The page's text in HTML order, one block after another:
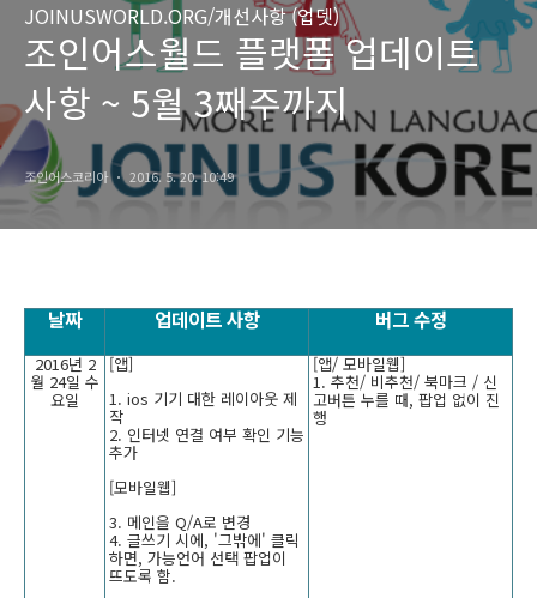
JOINUSWORLD.ORG/개선사항 (업뎃)
조인어스월드 플랫폼 업데이트
사항 ~ 5월 3째주까지
조인어스코리아 2016. 5. 20. 10:49
날짜 업데이트 사항 버그 수정
2016년 2
월 24일 수
요일
[앱]
1. ios 기기 대한 레이아웃 제
작
2. 인터넷 연결 여부 확인 기능
추가
[모바일웹]
3. 메인을 Q/A로 변경
4. 글쓰기 시에, '그밖에' 클릭
하면, 가능언어 선택 팝업이
뜨도록 함.
[앱/ 모바일웹]
1. 추천/ 비추천/ 북마크 / 신
고버튼 누를 때, 팝업 없이 진
행